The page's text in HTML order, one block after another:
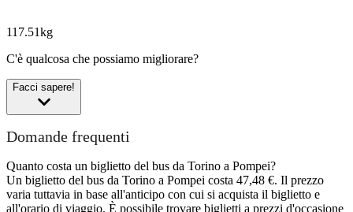
117.51kg
C'è qualcosa che possiamo migliorare?
Facci sapere!
Domande frequenti
Quanto costa un biglietto del bus da Torino a Pompei?
Un biglietto del bus da Torino a Pompei costa 47,48 €. Il prezzo
varia tuttavia in base all'anticipo con cui si acquista il biglietto e
all'orario di viaggio. È possibile trovare biglietti a prezzi d'occasione